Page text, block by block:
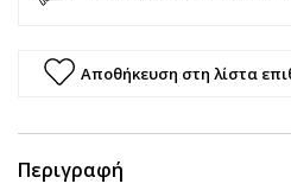
Αποθήκευση στη λίστα
Περιγραφή